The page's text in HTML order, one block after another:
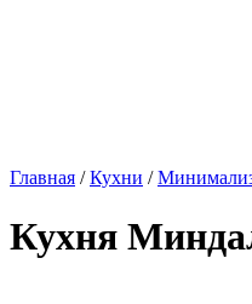
Главная /Кухни /
Кухня